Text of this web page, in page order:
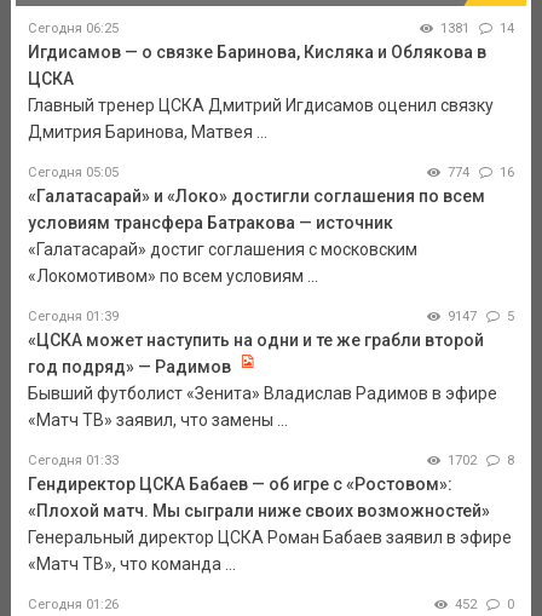
Сегодня 06:25 1381 14
Игдисамов — о связке Баринова, Кисляка и Облякова в
ЦСКА
Главный тренер ЦСКА Дмитрий Игдисамов оценил связку
Дмитрия Баринова, Матвея ...
Сегодня 05:05 774 16
«Галатасарай» и «Локо» достигли соглашения по всем
условиям трансфера Батракова — источник
«Галатасарай» достиг соглашения с московским
«Локомотивом» по всем условиям ...
Сегодня 01:39 9147 5
«ЦСКА может наступить на одни и те же грабли второй
год подряд» — Радимов
Бывший футболист «Зенита» Владислав Радимов в эфире
«Матч ТВ» заявил, что замены ...
Сегодня 01:33 1702 8
Гендиректор ЦСКА Бабаев — об игре с «Ростовом»:
«Плохой матч. Мы сыграли ниже своих возможностей»
Генеральный директор ЦСКА Роман Бабаев заявил в эфире
«Матч ТВ», что команда ...
Сегодня 01:26 452 0